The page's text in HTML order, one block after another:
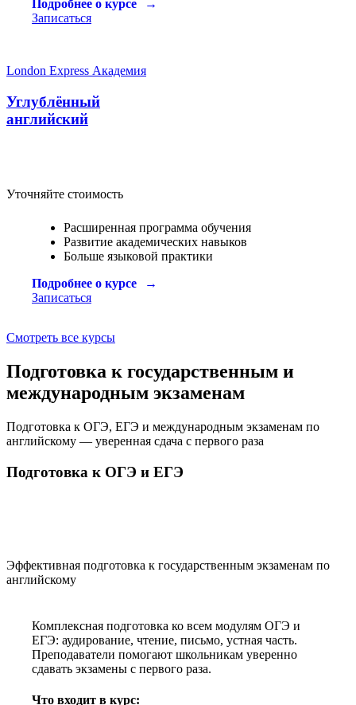
Подробнее о курсе
Записаться
London Express Академия
Углублённый
английский
Уточняйте стоимость
Расширенная программа обучения
Развитие академических навыков
Больше языковой практики
Подробнее о курсе
Записаться
Смотреть все курсы
Подготовка к государственным и
международным экзаменам
Подготовка к ОГЭ, ЕГЭ и международным экзаменам по
английскому — уверенная сдача с первого раза
Подготовка к ОГЭ и ЕГЭ
Эффективная подготовка к государственным экзаменам по
английскому
Комплексная подготовка ко всем модулям ОГЭ и
ЕГЭ: аудирование, чтение, письмо, устная часть.
Преподаватели помогают школьникам уверенно
сдавать экзамены с первого раза.
Что входит в курс: